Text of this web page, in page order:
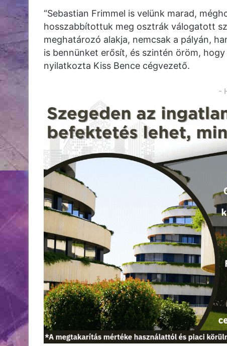
“Sebastian Frimmel is velünk marad,
hosszabbítottuk meg osztrák válogatott
meghatározó alakja, nemcsak a pályán,
is bennünket erősít, és szintén öröm,
nyilatkozta Kiss Bence cégvezető.
-